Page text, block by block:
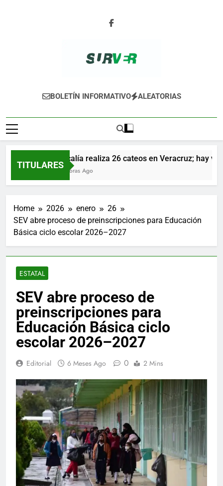
SURVER
BOLETÍN INFORMATIVO ALEATORIAS
TITULARES
Fiscalía realiza 26 cateos en Veracruz; hay
16 Horas Ago
Home 2026 enero
26
SEV abre proceso de preinscripciones para Educación
Básica ciclo escolar 2026–2027
ESTATAL
SEV abre proceso de
preinscripciones para
Educación Básica ciclo
escolar 2026–2027
Editorial 6 Meses Ago 0 2 Mins